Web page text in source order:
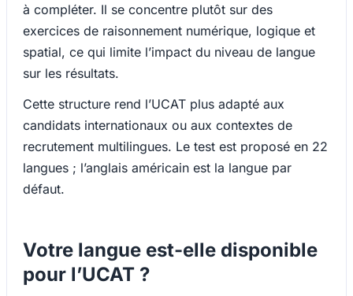
à compléter. Il se concentre plutôt sur des
exercices de raisonnement numérique, logique et
spatial, ce qui limite l’impact du niveau de langue
sur les résultats.
Cette structure rend l’UCAT plus adapté aux
candidats internationaux ou aux contextes de
recrutement multilingues. Le test est proposé en 22
langues ; l’anglais américain est la langue par
défaut.
Votre langue est-elle disponible
pour l’UCAT ?